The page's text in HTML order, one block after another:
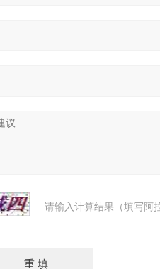
请输入计算结果（填写阿